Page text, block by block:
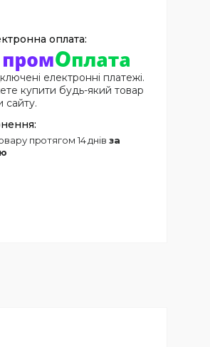
електронні платежі.
купити будь-який товар
сайту.
протягом 14 днів за